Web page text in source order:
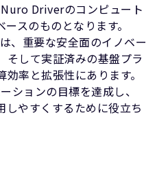
Driverのコンピュート
スのものとなります。
、重要な安全面のイノベー
そして実証済みの基盤プラ
率と拡張性にあります。
ションの目標を達成し、
しやすくするために役立ち